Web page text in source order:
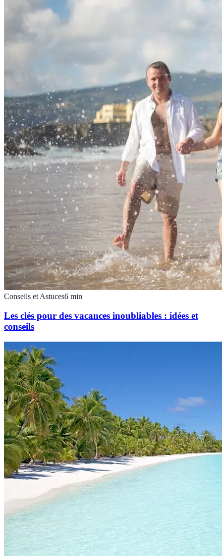
Conseils et Astuces6 min
Les clés pour des vacances inoubliables : idées et
conseils